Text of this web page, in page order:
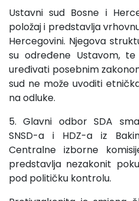
Ustavni sud Bosne i
položaj i predstavlja
Hercegovini. Njegova
su određene Ustavom,
uređivati posebnim
sud ne može uvoditi
na odluke.
5. Glavni odbor SDA
SNSD-a i HDZ-a iz
Centralne izborne
predstavlja nezakonit
pod političku kontrolu.